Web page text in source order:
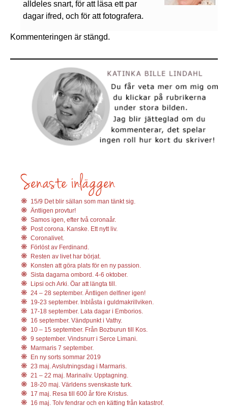
alldeles snart, för att läsa ett par
dagar ifred, och för att fotografera.
Kommenteringen är stängd.
15/9 Det blir sällan som man tänkt sig.
Äntligen provtur!
Samos igen, efter två coronaår.
Post corona. Kanske. Ett nytt liv.
Coronalivet.
Förlöst av Ferdinand.
Resten av livet har börjat.
Konsten att göra plats för en ny passion.
Sista dagarna ombord. 4-6 oktober.
Lipsi och Arki. Öar att längta till.
24 – 28 september. Äntligen delfiner igen!
19-23 september. Inblåsta i guldmakrillviken.
17-18 september. Lata dagar i Emborios.
16 september. Vändpunkt i Vathy.
10 – 15 september. Från Bozburun till Kos.
9 september. Vindsnurr i Serce Limani.
Marmaris 7 september.
En ny sorts sommar 2019
23 maj. Avslutningsdag i Marmaris.
21 – 22 maj. Marinaliv. Upptagning.
18-20 maj. Världens svenskaste turk.
17 maj. Resa till 600 år före Kristus.
16 maj. Tolv fendrar och en kätting från katastrof.